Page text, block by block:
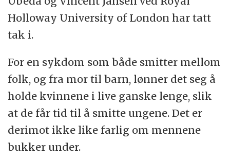
Holloway University of London har tatt
tak i.
For en sykdom som både smitter mellom
folk, og fra mor til barn, lønner det seg å
holde kvinnene i live ganske lenge, slik
at de får tid til å smitte ungene. Det er
derimot ikke like farlig om mennene
bukker under.